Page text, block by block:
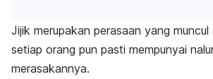
Jijik merupakan perasaan yang
setiap orang pun pasti mempunyai
merasakannya.